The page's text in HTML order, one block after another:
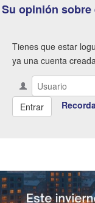
Su opinión
Tienes que estar
ya una cuenta